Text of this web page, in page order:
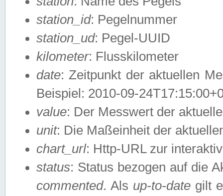
station_id: Pegelnummer
station_ud: Pegel-UUID
kilometer: Flusskilometer
date: Zeitpunkt der aktuellen
Beispiel: 2010-09-
value: Der Messwert der
unit: Die Maßeinheit der
chart_url: Http-URL zur
status: Status bezogen auf die
commented. Als up-to-date gilt